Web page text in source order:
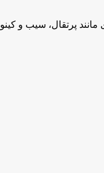
مانند پرتقال، سیب